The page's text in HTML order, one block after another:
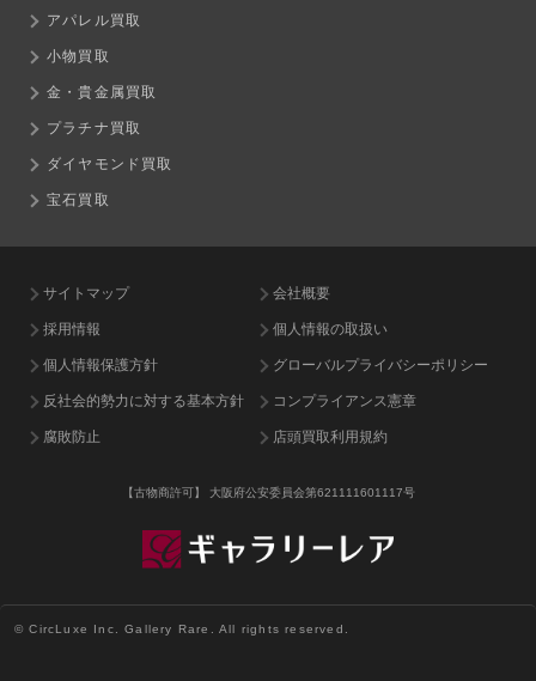
アパレル買取
小物買取
金・貴金属買取
プラチナ買取
ダイヤモンド買取
宝石買取
サイトマップ 会社概要
採用情報 個人情報の取扱い
個人情報保護方針 グローバルプライバシーポリシー
反社会的勢力に対する基本方針 コンプライアンス憲章
腐敗防止 店頭買取利用規約
【古物商許可】 大阪府公安委員会第621111601117号
© CircLuxe Inc. Gallery Rare. All rights reserved.